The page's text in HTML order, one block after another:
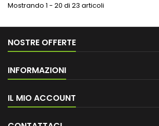
Mostrando 1 - 20 di 23 articoli
NOSTRE OFFERTE
INFORMAZIONI
IL MIO ACCOUNT